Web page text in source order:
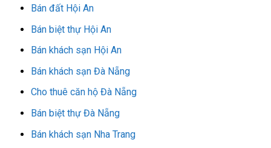
Bán đất Hội An
Bán biệt thự Hội An
Bán khách sạn Hội An
Bán khách sạn Đà Nẵng
Cho thuê căn hộ Đà Nẵng
Bán biệt thự Đà Nẵng
Bán khách sạn Nha Trang